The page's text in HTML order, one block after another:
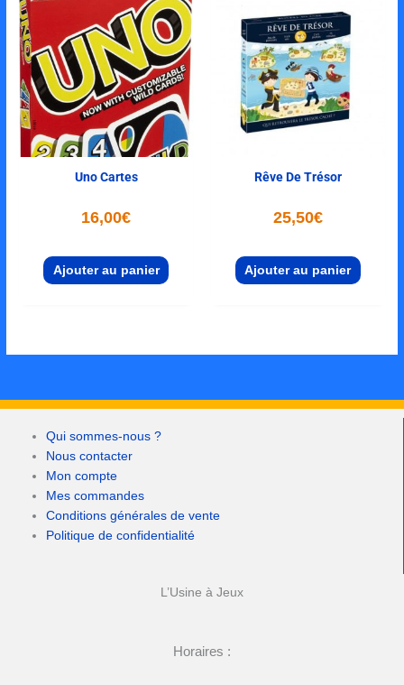
Uno Cartes
16,00€
Ajouter au panier
Rêve De Trésor
25,50€
Ajouter au panier
Qui sommes-nous ?
Nous contacter
Mon compte
Mes commandes
Conditions générales de vente
Politique de confidentialité
L’Usine à Jeux
Horaires :